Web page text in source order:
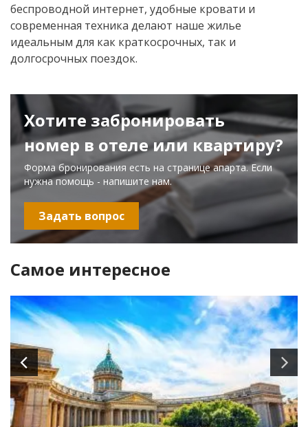
беспроводной интернет, удобные кровати и
современная техника делают наше жилье
идеальным для как краткосрочных, так и
долгосрочных поездок.
Хотите забронировать
номер в отеле или квартиру?
Форма бронирования есть на странице апарта. Если
нужна помощь - напишите нам.
Задать вопрос
Самое интересное